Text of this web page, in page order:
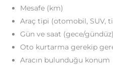
Mesafe (km)
Araç tipi (otomobil, SUV,
Gün ve saat (gece/gündüz)
Oto kurtarma gerekip
Aracın bulunduğu konum